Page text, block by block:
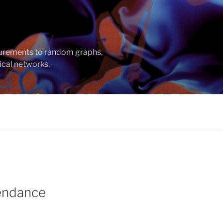
to random graphs,
networks.